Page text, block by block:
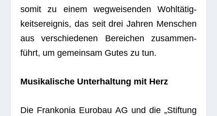
somit zu einem weg­wei­sen­den Wohl­tä­tig­
keits­er­eig­nis, das seit drei Jah­ren Men­schen
aus ver­schie­de­nen Berei­chen zusam­men­
führt, um gemein­sam Gutes zu tun.
Musi­ka­li­sche Unter­hal­tung mit Herz
Die Fran­ko­nia Euro­bau AG und die „Stif­tung